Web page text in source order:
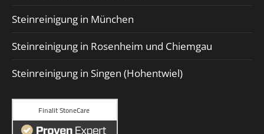
Steinreinigung in München
Steinreinigung in Rosenheim und Chiemgau
Steinreinigung in Singen (Hohentwiel)